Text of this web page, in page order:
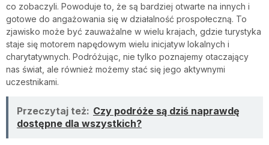
co zobaczyli. Powoduje to, że są bardziej otwarte na innych i
gotowe do angażowania się w działalność prospołeczną. To
zjawisko może być zauważalne w wielu krajach, gdzie turystyka
staje się motorem napędowym wielu inicjatyw lokalnych i
charytatywnych. Podróżując, nie tylko poznajemy otaczający
nas świat, ale również możemy stać się jego aktywnymi
uczestnikami.
Przeczytaj też: Czy podróże są dziś naprawdę
dostępne dla wszystkich?